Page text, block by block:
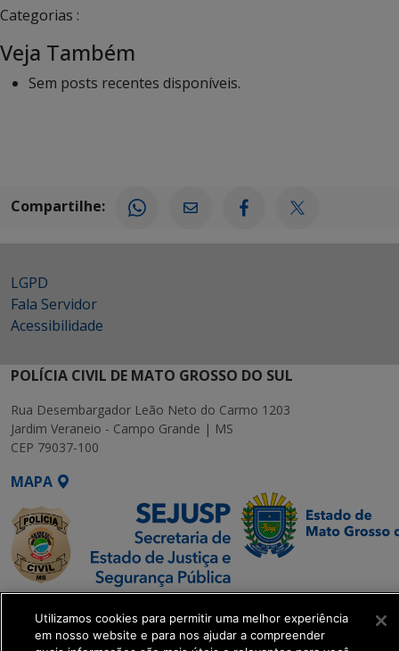
Categorias :
Veja Também
Sem posts recentes disponíveis.
Compartilhe:
LGPD
Fala Servidor
Acessibilidade
POLÍCIA CIVIL DE MATO GROSSO DO SUL
Rua Desembargador Leão Neto do Carmo 1203
Jardim Veraneio - Campo Grande | MS
CEP 79037-100
MAPA
SETDIG | Secretaria-
Executiva de
Utilizamos cookies para permitir uma melhor experiência
em nosso website e para nos ajudar a compreender